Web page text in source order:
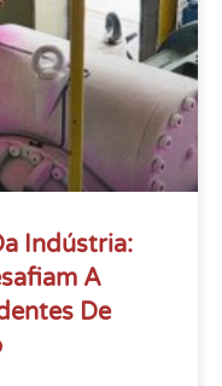
Indústria:
A
De